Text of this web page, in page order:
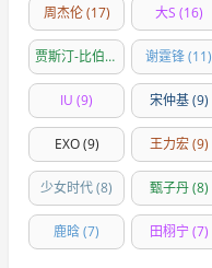
周杰伦(17) 大S (16)
贾斯汀-比伯
(11) 谢霆锋(11)
IU (9) 宋仲基(9)
EXO(9) 王力宏(9)
少女时代(8) 甄子丹(8)
鹿晗(7) 田栩宁(7)